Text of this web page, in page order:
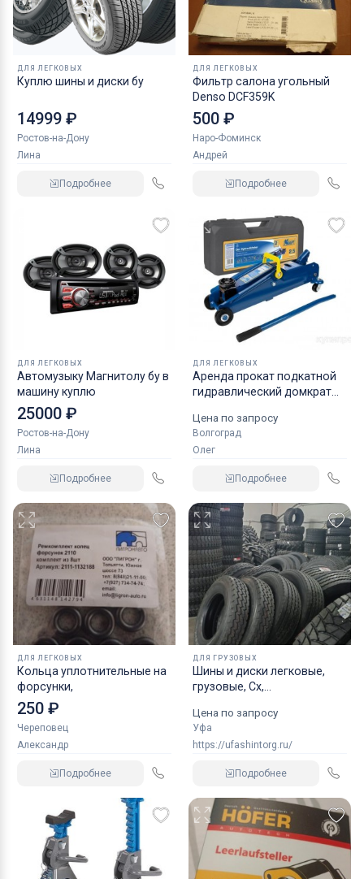
ДЛЯ ЛЕГКОВЫХ
Куплю шины и диски бу
14999 ₽
Ростов-на-Дону
Лина
Подробнее
ДЛЯ ЛЕГКОВЫХ
Фильтр салона угольный
Denso DCF359K
500 ₽
Наро-Фоминск
Андрей
Подробнее
ДЛЯ ЛЕГКОВЫХ
Автомузыку Магнитолу бу в
машину куплю
25000 ₽
Ростов-на-Дону
Лина
Подробнее
ДЛЯ ЛЕГКОВЫХ
Аренда прокат подкатной
гидравлический домкрат
Цена по запросу
Волгоград
Олег
Подробнее
ДЛЯ ЛЕГКОВЫХ
Кольца уплотнительные на
форсунки,
250 ₽
Череповец
Александр
Подробнее
ДЛЯ ГРУЗОВЫХ
Шины и диски легковые,
грузовые, Сх,
Цена по запросу
Уфа
https://ufashintorg.ru/
Подробнее